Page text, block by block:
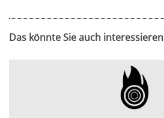
Das könnte Sie auch interessieren